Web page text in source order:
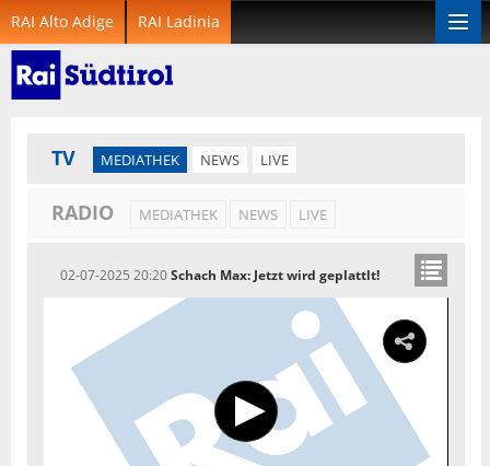
RAI Alto Adige RAI Ladinia
TV MEDIATHEK NEWS LIVE
RADIO MEDIATHEK NEWS LIVE
02-07-2025 20:20Schach Max: Jetzt wird geplattlt!